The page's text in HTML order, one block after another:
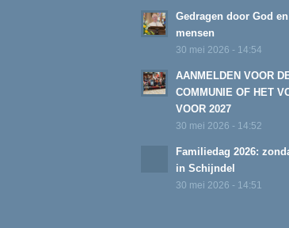
Gedragen door God
mensen
30 mei 2026 - 14:54
AANMELDEN VOOR
COMMUNIE OF HET
VOOR 2027
30 mei 2026 - 14:52
Familiedag 2026:
in Schijndel
30 mei 2026 - 14:51